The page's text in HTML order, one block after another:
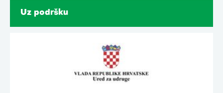
Uz podršku